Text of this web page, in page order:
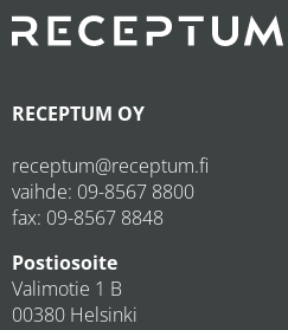
RECEPTUM OY
receptum@receptum.fi
vaihde: 09-8567 8800
fax: 09-8567 8848
Postiosoite
Valimotie 1 B
00380 Helsinki